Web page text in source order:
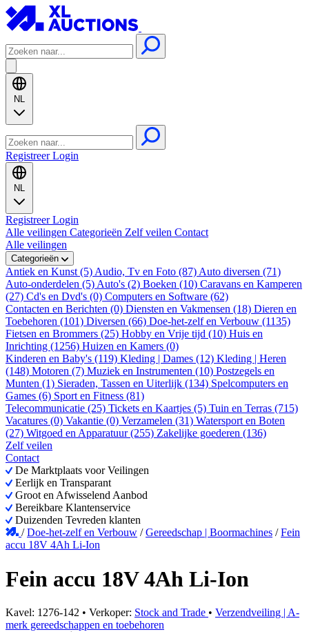
NL
RegistreerLogin
NL
RegistreerLogin
Alle veilingen Categorieën Zelf veilen Contact
Alle veilingen
Categorieën
Antiek en Kunst (5) Audio, Tv en Foto (87) Auto diversen (71)
Auto-onderdelen (5) Auto's (2) Boeken (10) Caravans en Kamperen
(27) Cd's en Dvd's (0) Computers en Software (62)
Contacten en Berichten (0) Diensten en Vakmensen (18) Dieren en
Toebehoren (101) Diversen (66) Doe-het-zelf en Verbouw (1135)
Fietsen en Brommers (25) Hobby en Vrije tijd (10) Huis en
Inrichting (1256) Huizen en Kamers (0)
Kinderen en Baby's (119) Kleding | Dames (12) Kleding | Heren
(148) Motoren (7) Muziek en Instrumenten (10) Postzegels en
Munten (1) Sieraden, Tassen en Uiterlijk (134) Spelcomputers en
Games (6) Sport en Fitness (81)
Telecommunicatie (25) Tickets en Kaartjes (5) Tuin en Terras (715)
Vacatures (0) Vakantie (0) Verzamelen (31) Watersport en Boten
(27) Witgoed en Apparatuur (255) Zakelijke goederen (136)
Zelf veilen
Contact
De Marktplaats voor Veilingen
Eerlijk en Transparant
Groot en Afwisselend Aanbod
Bereikbare Klantenservice
Duizenden Tevreden klanten
/Doe-het-zelf en Verbouw /Gereedschap | Boormachines /Fein
accu 18V 4Ah Li-Ion
Fein accu 18V 4Ah Li-Ion
Kavel: 1276-142 • Verkoper: Stock and Trade • Verzendveiling | A-
merk gereedschappen en toebehoren